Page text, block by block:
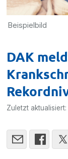
Beispielbild
DAK
Zuletzt